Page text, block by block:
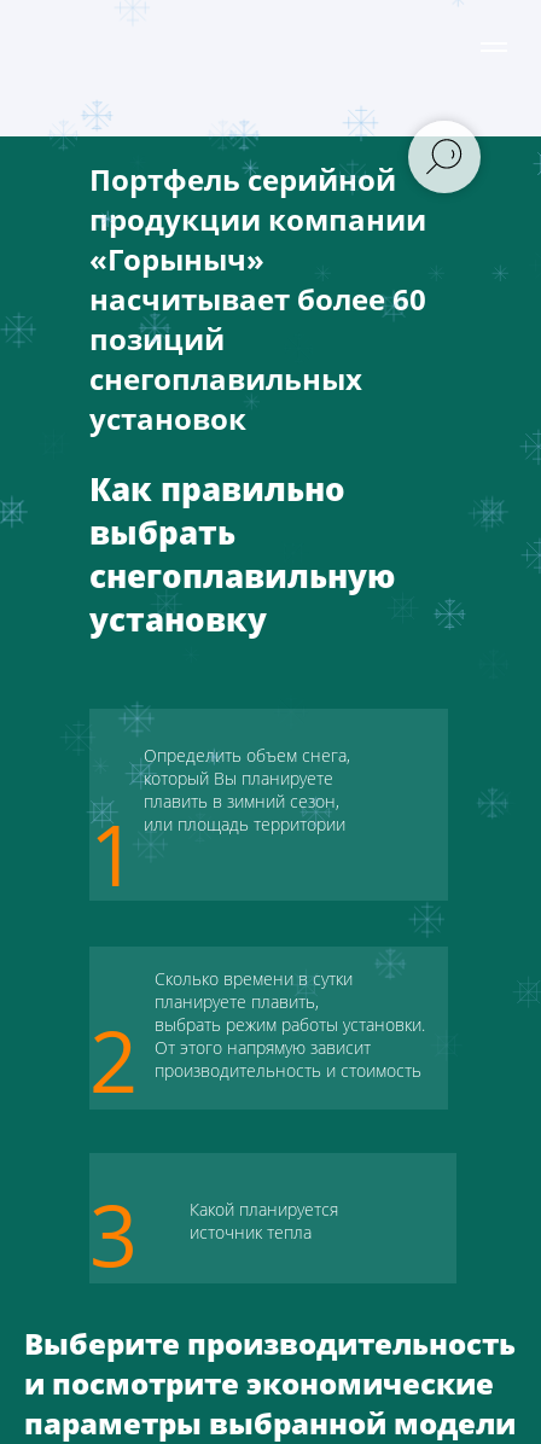
Портфель серийной
продукции компании
«Горыныч»
насчитывает более 60
позиций
снегоплавильных
установок
Как правильно
выбрать
снегоплавильную
установку
1
Определить объем снега,
который Вы планируете
плавить в зимний сезон,
или площадь территории
3
Какой планируется
источник тепла
2
Сколько времени в сутки
планируете плавить,
выбрать режим работы установки.
От этого напрямую зависит
производительность и стоимость
Выберите производительность
и посмотрите экономические
параметры выбранной модели